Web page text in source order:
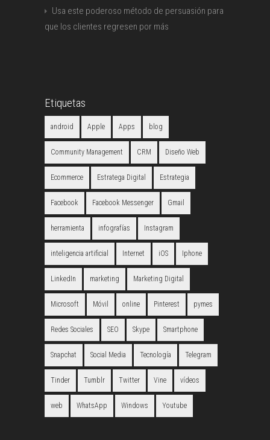
Usa este poderoso método de persuasión para
que los clientes regresen por más
Etiquetas
android Apple Apps blog
Community Management CRM Diseño Web
Ecommerce Estratega Digital Estrategia
Facebook Facebook Messenger Gmail
herramienta infografías Instagram
inteligencia artificial Internet iOS Iphone
LinkedIn marketing Marketing Digital
Microsoft Móvil online Pinterest pymes
Redes Sociales SEO Skype Smartphone
Snapchat Social Media Tecnología Telegram
Tinder Tumblr Twitter Vine vídeos
web WhatsApp Windows Youtube